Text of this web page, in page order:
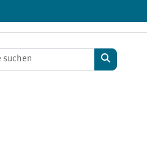
Kurse suchen
Kurse